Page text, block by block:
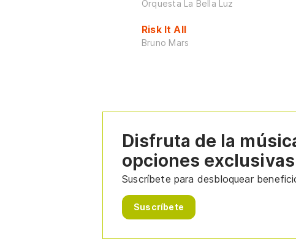
Orquesta La Bella Luz
Risk It All
Bruno Mars
Disfruta de la
opciones exclusivas
Suscríbete para desbloquear
Suscríbete